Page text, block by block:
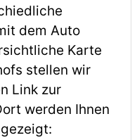
dem Auto
Karte
stellen wir
Link zur
werden Ihnen